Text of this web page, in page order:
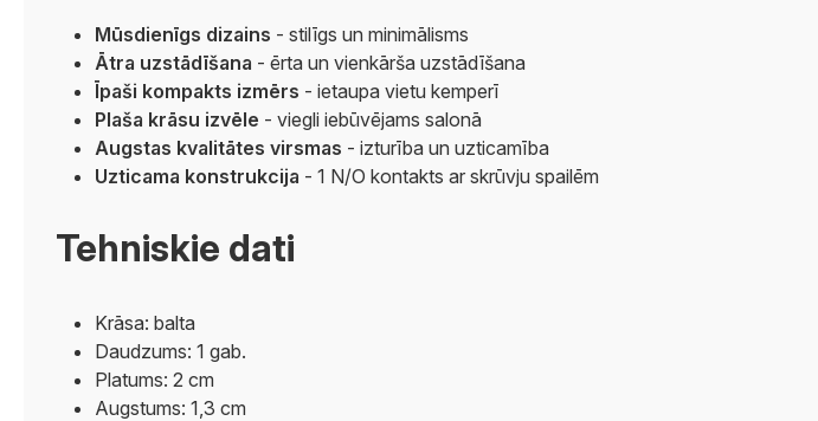
Mūsdienīgs dizains - stilīgs un minimālisms
Ātra uzstādīšana - ērta un vienkārša uzstādīšana
Īpaši kompakts izmērs - ietaupa vietu kemperī
Plaša krāsu izvēle - viegli iebūvējams salonā
Augstas kvalitātes virsmas - izturība un uzticamība
Uzticama konstrukcija - 1 N/O kontakts ar skrūvju spailēm
Tehniskie dati
Krāsa: balta
Daudzums: 1 gab.
Platums: 2 cm
Augstums: 1,3 cm